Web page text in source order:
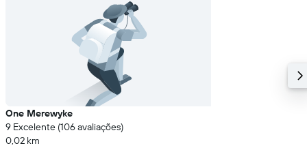
One Merewyke
9 Excelente (106 avaliações)
0,02 km